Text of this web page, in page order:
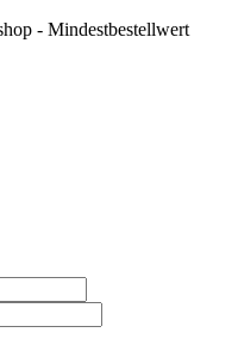
- Mindestbestellwert